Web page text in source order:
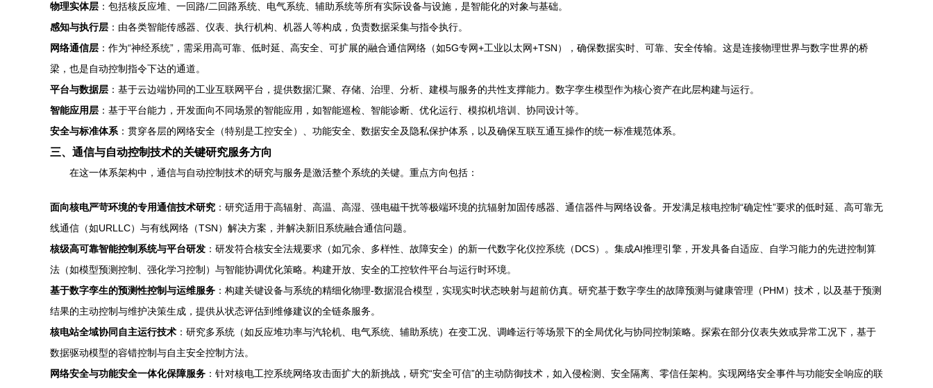
物理实体层 ：包括核反应堆、一回路/二回路系统、电气系统、辅助系统等所有实际设备与设施，是智能化的对象与基础。
感知与执行层 ：由各类智能传感器、仪表、执行机构、机器人等构成，负责数据采集与指令执行。
网络通信层 ：作为“神经系统”，需采用高可靠、低时延、高安全、可扩展的融合通信网络（如5G专网+工业以太网+TSN），确保数据实时、可靠、安全传输。这是连接物理世界与数字世界的桥
梁，也是自动控制指令下达的通道。
平台与数据层 ：基于云边端协同的工业互联网平台，提供数据汇聚、存储、治理、分析、建模与服务的共性支撑能力。数字孪生模型作为核心资产在此层构建与运行。
智能应用层 ：基于平台能力，开发面向不同场景的智能应用，如智能巡检、智能诊断、优化运行、模拟机培训、协同设计等。
安全与标准体系 ：贯穿各层的网络安全（特别是工控安全）、功能安全、数据安全及隐私保护体系，以及确保互联互通互操作的统一标准规范体系。
三、通信与自动控制技术的关键研究服务方向
在这一体系架构中，通信与自动控制技术的研究与服务是激活整个系统的关键。重点方向包括：
面向核电严苛环境的专用通信技术研究 ：研究适用于高辐射、高温、高湿、强电磁干扰等极端环境的抗辐射加固传感器、通信器件与网络设备。开发满足核电控制“确定性”要求的低时延、高可靠无
线通信（如URLLC）与有线网络（TSN）解决方案，并解决新旧系统融合通信问题。
核级高可靠智能控制系统与平台研发 ：研发符合核安全法规要求（如冗余、多样性、故障安全）的新一代数字化仪控系统（DCS）。集成AI推理引擎，开发具备自适应、自学习能力的先进控制算
法（如模型预测控制、强化学习控制）与智能协调优化策略。构建开放、安全的工控软件平台与运行时环境。
基于数字孪生的预测性控制与运维服务 ：构建关键设备与系统的精细化物理-数据混合模型，实现实时状态映射与超前仿真。研究基于数字孪生的故障预测与健康管理（PHM）技术，以及基于预测
结果的主动控制与维护决策生成，提供从状态评估到维修建议的全链条服务。
核电站全域协同自主运行技术 ：研究多系统（如反应堆功率与汽轮机、电气系统、辅助系统）在变工况、调峰运行等场景下的全局优化与协同控制策略。探索在部分仪表失效或异常工况下，基于
数据驱动模型的容错控制与自主安全控制方法。
网络安全与功能安全一体化保障服务 ：针对核电工控系统网络攻击面扩大的新挑战，研究“安全可信”的主动防御技术，如入侵检测、安全隔离、零信任架构。实现网络安全事件与功能安全响应的联